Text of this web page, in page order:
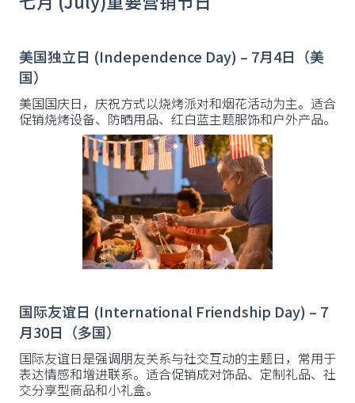
美国独立日 (Independence Day) – 7月4日（美
国）
美国国庆日，庆祝方式以烧烤派对和烟花活动为主。适合
促销烧烤设备、防晒用品、红白蓝主题服饰和户外产品。
国际友谊日 (International Friendship Day) – 7
月30日（多国）
国际友谊日是强调朋友关系与社交互动的主题日，常用于
表达情感和增进联系。适合促销成对饰品、定制礼品、社
交分享型商品和小礼盒。